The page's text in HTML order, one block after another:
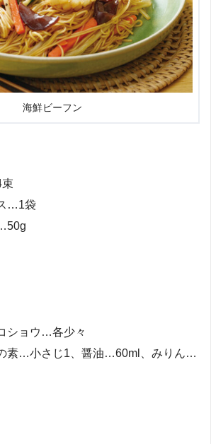
海鮮ビーフン
…1袋
ショウ…各少々
素…小さじ1、醤油…60ml、みりん…